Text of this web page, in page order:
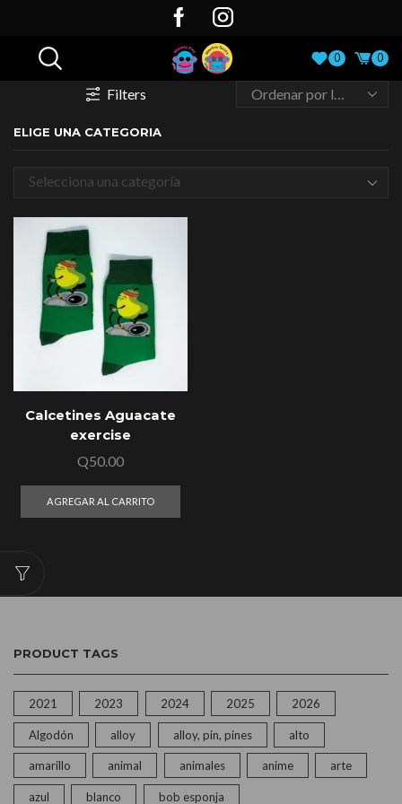
0 0
Filters
ELIGE UNA CATEGORIA
Selecciona una categoría
Calcetines Aguacate
exercise
Q50.00
AGREGAR AL CARRITO
PRODUCT TAGS
2021 2023 2024 2025 2026
Algodón alloy alloy, pin, pines alto
amarillo animal animales anime arte
azul blanco bob esponja